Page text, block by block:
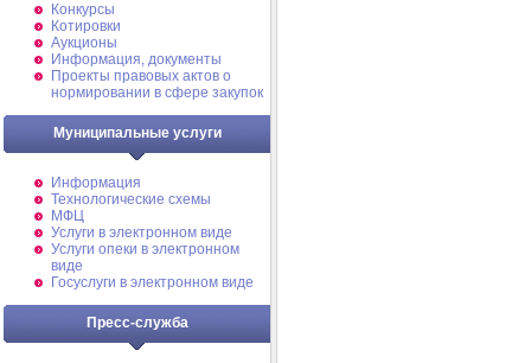
Конкурсы
Котировки
Аукционы
Информация, документы
Проекты правовых актов о
нормировании в сфере закупок
Муниципальные услуги
Информация
Технологические схемы
МФЦ
Услуги в электронном виде
Услуги опеки в электронном
виде
Госуслуги в электронном виде
Пресс-служба